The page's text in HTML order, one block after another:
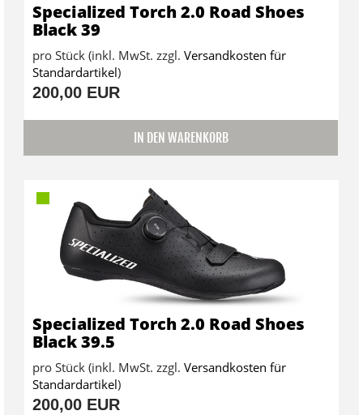
Specialized Torch 2.0 Road Shoes
Black 39
pro Stück (inkl. MwSt. zzgl. Versandkosten für
Standardartikel)
200,00 EUR
IN DEN WARENKORB
Specialized Torch 2.0 Road Shoes
Black 39.5
pro Stück (inkl. MwSt. zzgl. Versandkosten für
Standardartikel)
200,00 EUR